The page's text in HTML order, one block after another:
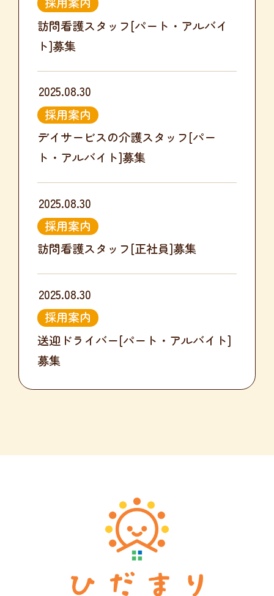
訪問看護スタッフ[パート・アルバイ
ト]募集
2025.08.30
採用案内
デイサービスの介護スタッフ[パー
ト・アルバイト]募集
2025.08.30
採用案内
訪問看護スタッフ[正社員]募集
2025.08.30
採用案内
送迎ドライバー[パート・アルバイト]
募集